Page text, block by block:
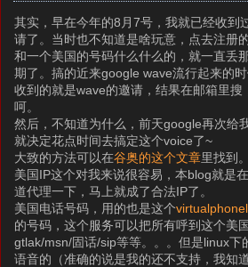
其实，早在今年的8月7号，我就已经收到
请了。当时也不知道是啥玩意，点去注册
和一个美国的号码什么什么的，就一直丢
期了。搞的近来google wave流行起来的
收到的就是wave的邀请，结果在邮箱里搜
呵。
然后，不知道为什么，前天google再次给
就决定花点时间去搞定这个voice了~
大致的方法可以在谷奥的这个文章里找到。
美国IP这个对我来说很容易，本blog就是
道代理一下，马上就成了合法IP了。
美国电话号码，用的也是这个
的号码，这个服务可以把所有呼到这个美
gtlak/msn/固话/sip等等。。。但是linux下
语音的（准确的说是我的还不支持，我知